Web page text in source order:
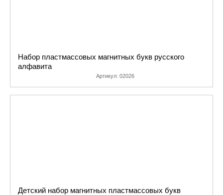
Набор пластмассовых магнитных букв русского
алфавита
Артикул: 02026
Детский набор магнитных пластмассовых букв